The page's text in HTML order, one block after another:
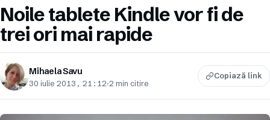
Noile tablete Kindle vor fi de
trei ori mai rapide
Mihaela Savu
30 iulie 2013, 21:12·2 min citire
Copiază link